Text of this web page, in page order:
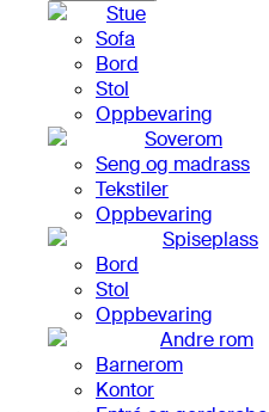
Stue
Sofa
Bord
Stol
Oppbevaring
Soverom
Seng og madrass
Tekstiler
Oppbevaring
Spiseplass
Bord
Stol
Oppbevaring
Andre rom
Barnerom
Kontor